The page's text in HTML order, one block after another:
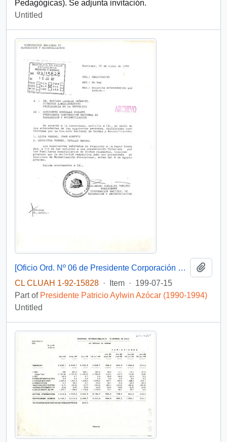
Pedagógicas). Se adjunta invitación.
Untitled
[Oficio Ord. Nº 06 de Presidente Corporación Nacional de Reparación y Reconciliación, solicita antecedentes]
CL CLUAH 1-92-15828 · Item · 199-07-15
Part of Presidente Patricio Aylwin Azócar (1990-1994)
Untitled